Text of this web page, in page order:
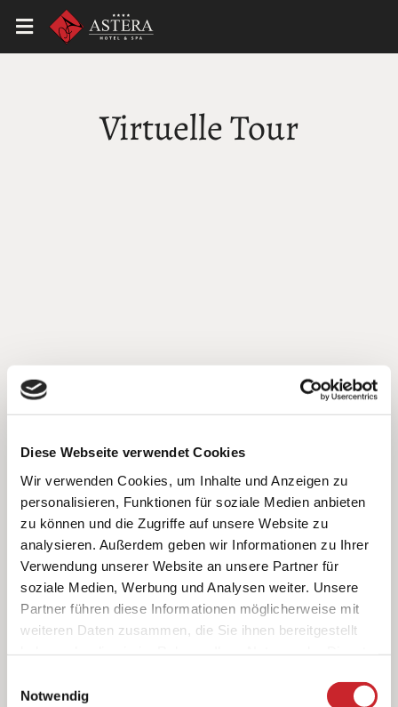
Diese Webseite verwendet Cookies
Wir verwenden Cookies, um Inhalte und Anzeigen zu
personalisieren, Funktionen für soziale Medien anbieten
zu können und die Zugriffe auf unsere Website zu
analysieren. Außerdem geben wir Informationen zu Ihrer
Verwendung unserer Website an unsere Partner für
soziale Medien, Werbung und Analysen weiter. Unsere
Partner führen diese Informationen möglicherweise mit
weiteren Daten zusammen, die Sie ihnen bereitgestellt
Notwendig
Virtuelle Tour